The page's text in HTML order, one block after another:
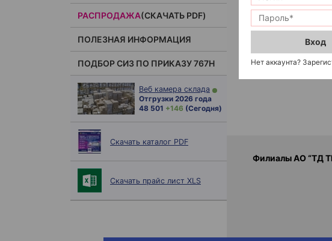
РАСПРОДАЖА(СКАЧАТЬ PDF)
ПОЛЕЗНАЯ ИНФОРМАЦИЯ
ПОДБОР СИЗ ПО ПРИКАЗУ 767Н
Веб камера склада
Отгрузки 2026 года
48 501 + 146 (Сегодня)
Скачать каталог PDF
Скачать прайс лист XLS
Вход
Нет аккаунта?
Филиалы АО “ТД